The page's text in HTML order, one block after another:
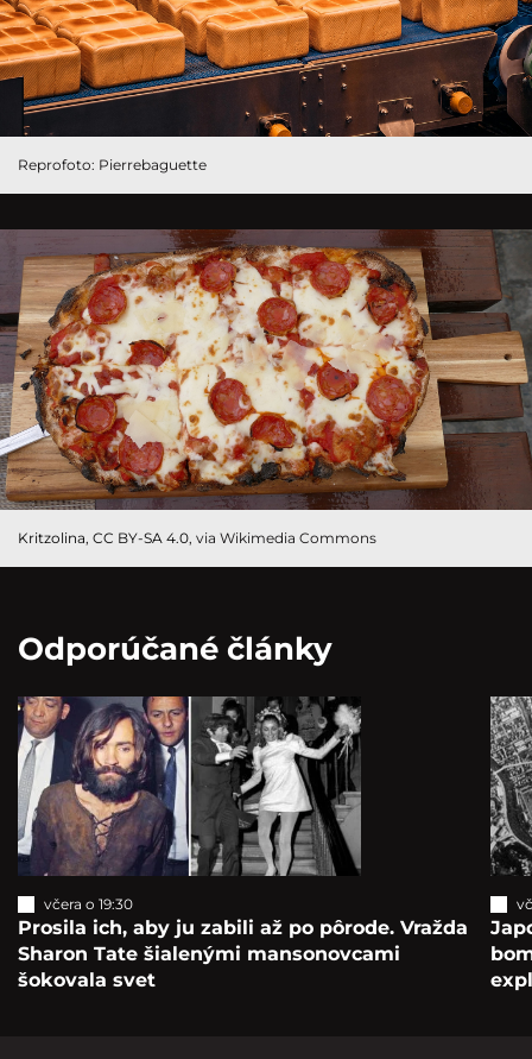
Reprofoto: Pierrebaguette
Kritzolina, CC BY-SA 4.0, via Wikimedia Commons
Odporúčané články
včera o 19:30
Prosila ich, aby ju zabili až po pôrode. Vražda
Sharon Tate šialenými mansonovcami
šokovala svet